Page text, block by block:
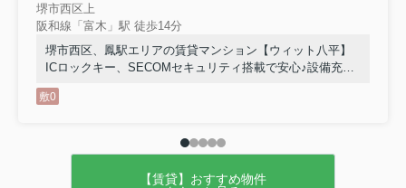
堺市西区上
阪和線「富木」駅 徒歩14分
堺市西区、鳳駅エリアの賃貸マンション【ウィット八平】
ICロックキー、SECOMセキュリティ搭載で安心♪設備充実
敷0
【賃貸】おすすめ物件